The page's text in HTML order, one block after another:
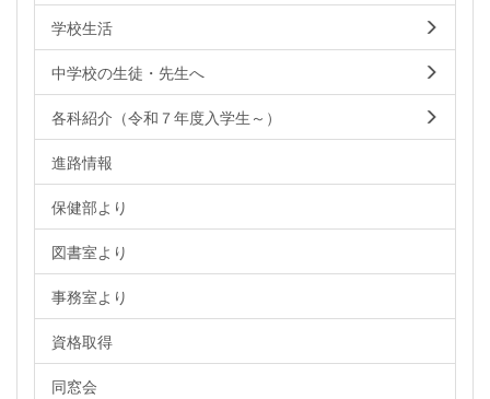
学校生活
中学校の生徒・先生へ
各科紹介（令和７年度入学生～）
進路情報
保健部より
図書室より
事務室より
資格取得
同窓会